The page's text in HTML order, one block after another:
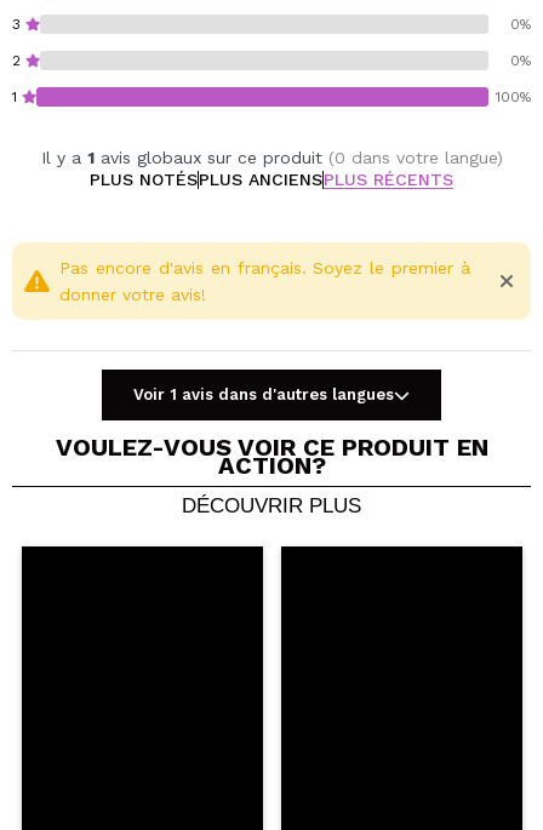
3 0%
2 0%
1 100%
Il y a 1avis globaux sur ce produit (0 dans votre langue)
PLUS NOTÉSPLUS ANCIENSPLUS RÉCENTS
Partager une vidéo ou une photo
Votre vidéo pourrait être la première. Imaginez...
Pas encore d'avis en français. Soyez le premier à
donner votre avis!
Voir 1 avis dans d'autres langues
VOULEZ-VOUS VOIR CE PRODUIT EN
ACTION?
DÉCOUVRIR PLUS